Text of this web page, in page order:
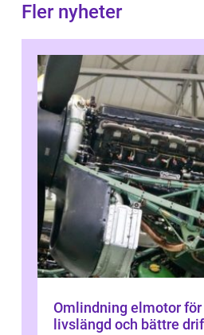
Fler nyheter
Omlindning elmotor för
livslängd och bättre